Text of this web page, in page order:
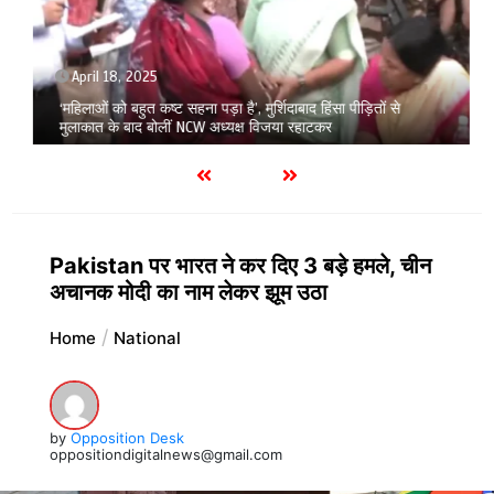
April 18, 2025
‘महिलाओं को बहुत कष्ट सहना पड़ा है’, मुर्शिदाबाद हिंसा पीड़ितों से
मुलाकात के बाद बोलीं NCW अध्यक्ष विजया रहाटकर
Pakistan पर भारत ने कर दिए 3 बड़े हमले, चीन
अचानक मोदी का नाम लेकर झूम उठा
Home National
by Opposition Desk
oppositiondigitalnews@gmail.com